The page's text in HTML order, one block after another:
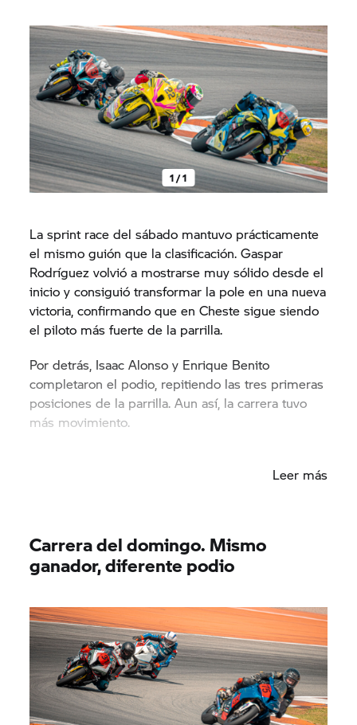
se hizo con la pole tras haber sido el gran
dominador en la primera carrera de la temporada.
Por detrás se colocó Isaac Alonso, campeón de las
temporadas anteriores y siempre uno de los
pilotos que tener en cuenta. La tercera posición
fue para Enrique Benito, que volvió a demostrar
que está siempre cerca de las plazas de podio y
que puede meterse en la lucha en cuanto tiene
ocasión.
1 / 1
La sprint race del sábado mantuvo prácticamente
el mismo guión que la clasificación. Gaspar
Rodríguez volvió a mostrarse muy sólido desde el
inicio y consiguió transformar la pole en una nueva
victoria, confirmando que en Cheste sigue siendo
el piloto más fuerte de la parrilla.
Por detrás, Isaac Alonso y Enrique Benito
completaron el podio, repitiendo las tres primeras
posiciones de la parrilla. Aun así, la carrera tuvo
más movimiento.
estuvieron muy presentes en la pelea del grupo
con una lucha constante por acercarse a las
posiciones de honor.
Leer más
Carrera del domingo. Mismo
ganador, diferente podio